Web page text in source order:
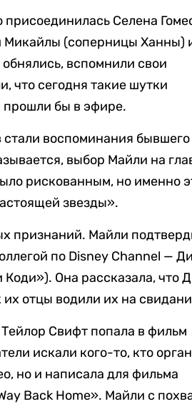
Селена
Микайлы (соперницы Ханны)
вспомнили свои
что сегодня такие шутки
прошли бы в эфире.
воспоминания бывшего
выбор Майли на
рискованным, но именно
звезды».
признаний. Майли
по Disney Channel —
Она рассказала, что
отцы водили их на
Свифт попала в фильм
искали кого-то, кто
но и написала для фильма
Back Home». Майли с